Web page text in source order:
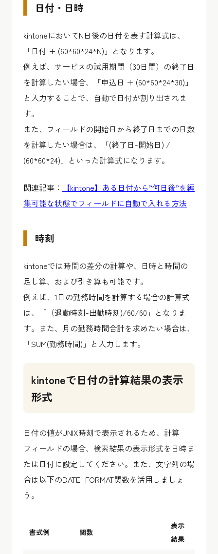
日付・日時
kintoneにおいてN日後の日付を表す計算式は、
「日付 + (60*60*24*N)」となります。
例えば、サービスの試用期間（30日間）の終了日
を計算したい場合、「申込日 + (60*60*24*30)」
と入力することで、自動で日付が割り出されま
す。
また、フィールドの開始日から終了日までの日数
を計算したい場合は、「(終了日-開始日) /
(60*60*24)」といった計算式になります。
関連記事：
【kintone】ある日付から”何日後”を編
集可能な状態でフィールドに自動で入れる方法
時刻
kintoneでは時間の差分の計算や、日時と時間の
足し算、および引き算も可能です。
例えば、1日の勤務時間を計算する場合の計算式
は、「（退勤時刻-出勤時刻)/60/60」となりま
す。また、月の勤務時間合計を求めたい場合は、
「SUM(勤務時間)」と入力します。
kintoneで日付の計算結果の表示
形式
日付の値がUNIX時刻で表示されるため、計算
フィールドの場合、検索結果の表示形式を日時ま
たは日付に設定してください。また、文字列の場
合は以下のDATE_FORMAT関数を活用しましょ
う。
書式例 関数
表示
結果